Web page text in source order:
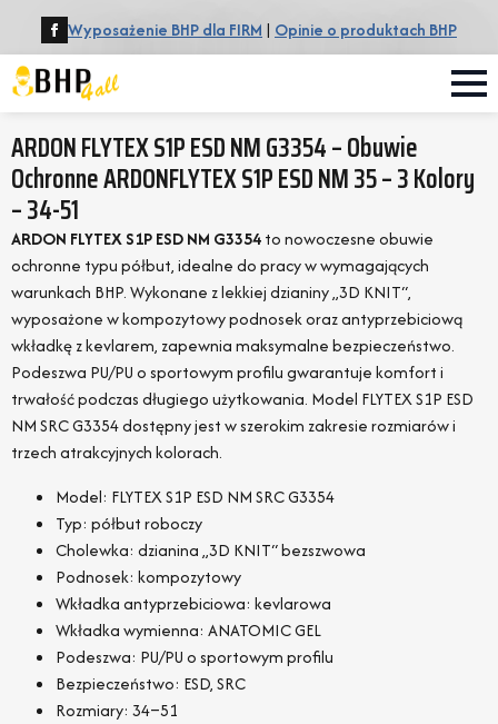
Wyposażenie BHP dla FIRM | Opinie o produktach BHP
ARDON FLYTEX S1P ESD NM G3354 – Obuwie
Ochronne ARDONFLYTEX S1P ESD NM 35 – 3 Kolory
– 34-51
ARDON FLYTEX S1P ESD NM G3354to nowoczesne obuwie
ochronne typu półbut, idealne do pracy w wymagających
warunkach BHP. Wykonane z lekkiej dzianiny „3D KNIT“,
wyposażone w kompozytowy podnosek oraz antyprzebiciową
wkładkę z kevlarem, zapewnia maksymalne bezpieczeństwo.
Podeszwa PU/PU o sportowym profilu gwarantuje komfort i
trwałość podczas długiego użytkowania. Model FLYTEX S1P ESD
NM SRC G3354 dostępny jest w szerokim zakresie rozmiarów i
trzech atrakcyjnych kolorach.
Model: FLYTEX S1P ESD NM SRC G3354
Typ: półbut roboczy
Cholewka: dzianina „3D KNIT“ bezszwowa
Podnosek: kompozytowy
Wkładka antyprzebiciowa: kevlarowa
Wkładka wymienna: ANATOMIC GEL
Podeszwa: PU/PU o sportowym profilu
Bezpieczeństwo: ESD, SRC
Rozmiary: 34–51